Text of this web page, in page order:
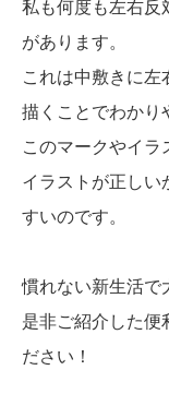
私も何度も左右反
があります。
これは中敷きに左
描くことでわかり
このマークやイラ
イラストが正しい
すいのです。
慣れない新生活で
是非ご紹介した便
ださい！